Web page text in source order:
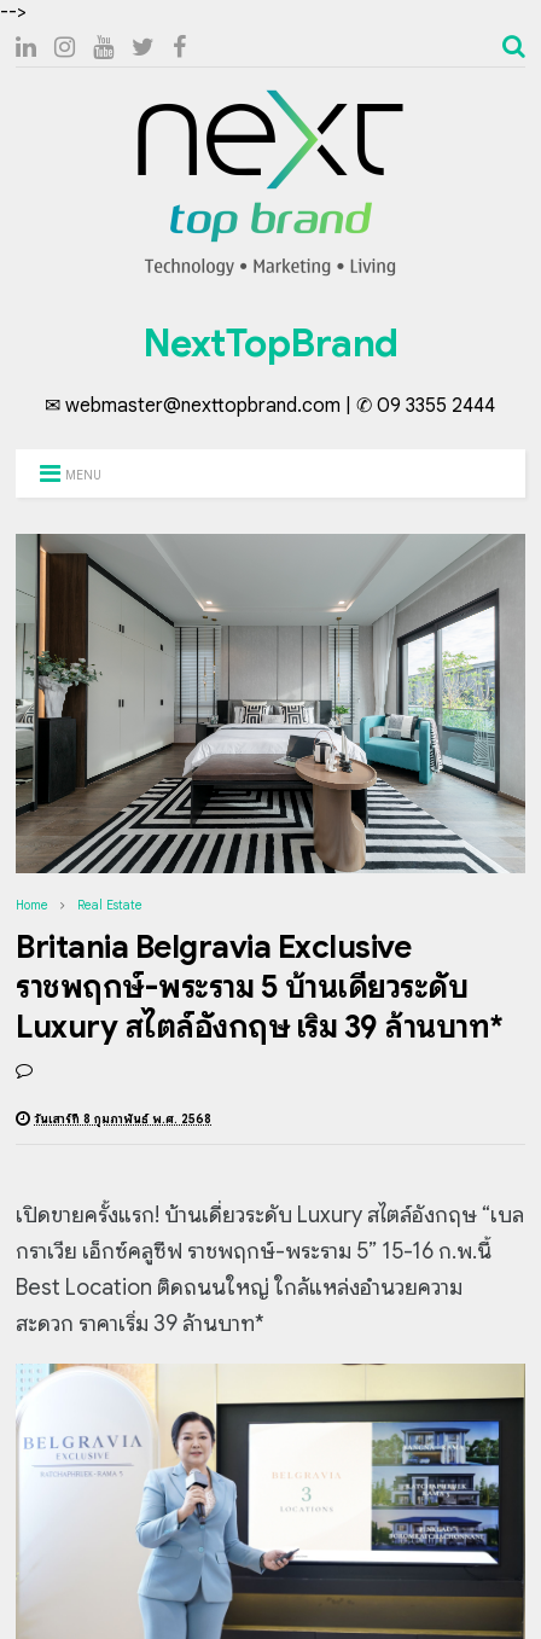
-->
NextTopBrand
✉ webmaster@nexttopbrand.com | ✆ 09 3355 2444
MENU
Home Real Estate
Britania Belgravia Exclusive
ราชพฤกษ์-พระราม 5 บ้านเดี่ยวระดับ
Luxury สไตล์อังกฤษ เริ่ม 39 ล้านบาท*
วันเสาร์ที่ 8 กุมภาพันธ์ พ.ศ. 2568
เปิดขายครั้งแรก! บ้านเดี่ยวระดับ Luxury สไตล์อังกฤษ “เบล
กราเวีย เอ็กซ์คลูซีฟ ราชพฤกษ์-พระราม 5” 15-16 ก.พ.นี้
Best Location ติดถนนใหญ่ ใกล้แหล่งอำนวยความ
สะดวก ราคาเริ่ม 39 ล้านบาท*